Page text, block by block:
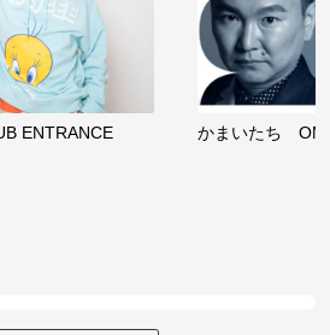
ENTRANCE かまいたち